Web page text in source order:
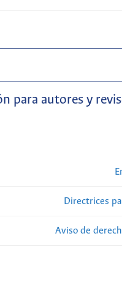
para autores y
Directrices
Aviso de